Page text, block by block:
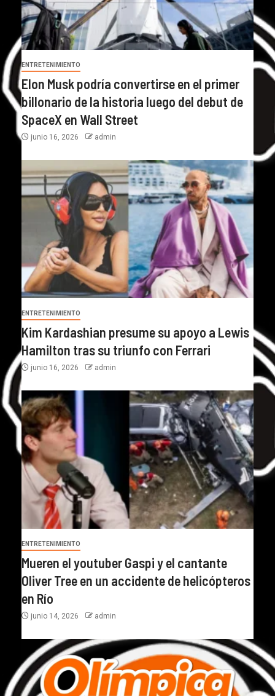
ENTRETENIMIENTO
Elon Musk podría convertirse en el primer
billonario de la historia luego del debut de
SpaceX en Wall Street
junio 16, 2026 admin
ENTRETENIMIENTO
Kim Kardashian presume su apoyo a Lewis
Hamilton tras su triunfo con Ferrari
junio 16, 2026 admin
ENTRETENIMIENTO
Mueren el youtuber Gaspi y el cantante
Oliver Tree en un accidente de helicópteros
en Río
junio 14, 2026 admin